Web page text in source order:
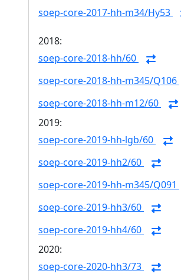
soep-core-2017-hh-m34/Hy53
2018:
soep-core-2018-hh/60
soep-core-2018-hh-m345/Q106
soep-core-2018-hh-m12/60
2019:
soep-core-2019-hh-lgb/60
soep-core-2019-hh2/60
soep-core-2019-hh-m345/Q091
soep-core-2019-hh3/60
soep-core-2019-hh4/60
2020:
soep-core-2020-hh3/73